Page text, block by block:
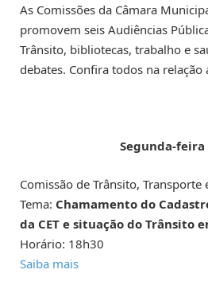
As Comissões da Câmara
promovem seis Audiências
Trânsito, bibliotecas, trabalho e
debates. Confira todos na relação
Segunda-feira
Comissão de Trânsito,
Tema: Chamamento do
da CET e situação do Trânsito
Horário: 18h30
Saiba mais